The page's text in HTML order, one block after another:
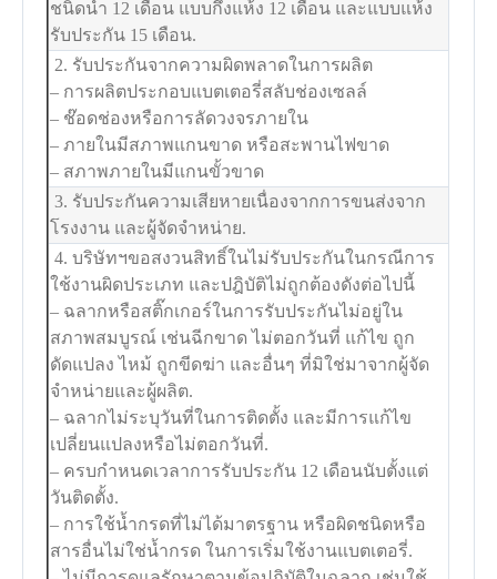
ชนิดน้ำ 12 เดือน แบบกึ่งแห้ง 12 เดือน และแบบแห้ง
รับประกัน 15 เดือน.
2. รับประกันจากความผิดพลาดในการผลิต
– การผลิตประกอบแบตเตอรี่สลับช่องเซลล์
– ช๊อดช่องหรือการลัดวงจรภายใน
– ภายในมีสภาพแกนขาด หรือสะพานไฟขาด
– สภาพภายในมีแกนขั้วขาด
3. รับประกันความเสียหายเนื่องจากการขนส่งจาก
โรงงาน และผู้จัดจำหน่าย.
4. บริษัทฯขอสงวนสิทธิ์ในไม่รับประกันในกรณีการ
ใช้งานผิดประเภท และปฎิบัติไม่ถูกต้องดังต่อไปนี้
– ฉลากหรือสติ๊กเกอร์ในการรับประกันไม่อยู่ใน
สภาพสมบูรณ์ เช่นฉีกขาด ไม่ตอกวันที่ แก้ไข ถูก
ดัดแปลง ไหม้ ถูกขีดฆ่า และอื่นๆ ที่มิใช่มาจากผู้จัด
จำหน่ายและผู้ผลิต.
– ฉลากไม่ระบุวันที่ในการติดตั้ง และมีการแก้ไข
เปลี่ยนแปลงหรือไม่ตอกวันที่.
– ครบกำหนดเวลาการรับประกัน 12 เดือนนับตั้งแต่
วันติดตั้ง.
– การใช้น้ำกรดที่ไม่ได้มาตรฐาน หรือผิดชนิดหรือ
สารอื่นไม่ใช่น้ำกรด ในการเริ่มใช้งานแบตเตอรี่.